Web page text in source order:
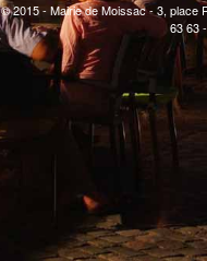
© 2015 - Mairie de Moissac - 3, place
63 63